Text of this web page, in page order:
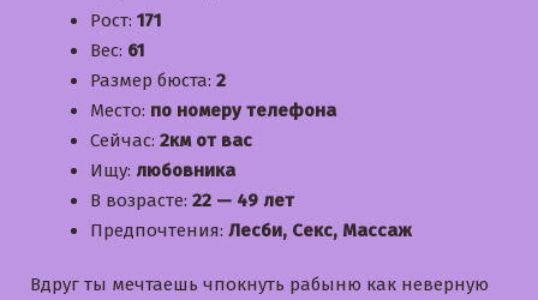
Рост: 171
Вес: 61
Размер бюста: 2
Место: по номеру телефона
Сейчас: 2км от вас
Ищу: любовника
В возрасте: 22 — 49 лет
Предпочтения: Лесби, Секс, Массаж
Вдруг ты мечтаешь чпокнуть рабыню как неверную